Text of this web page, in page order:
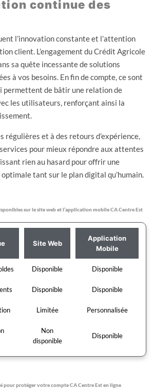
continue des
l’innovation constante et l’attention
client. L’engagement du Crédit Agricole
sa quête incessante de solutions
à vos besoins. En fin de compte, ce sont
permettent de bâtir une relation de
les utilisateurs, renforçant ainsi la
régulières et à des retours d’expérience,
pour mieux répondre aux attentes
rien au hasard pour offrir une
tant sur le plan digital qu’humain.
sur le site web et l’application mobile CA Centre Est
Site Web
Application
Mobile
Disponible Disponible
Disponible Disponible
Limitée Personnalisée
Non
disponible
Disponible
pour protéger votre compte CA Centre Est en ligne